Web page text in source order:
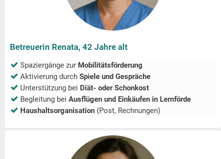
Betreuerin Renata, 42 Jahre alt
Spaziergänge zur Mobilitätsförderung
Aktivierung durch Spiele und Gespräche
Unterstützung bei Diät- oder Schonkost
Begleitung bei Ausflügen und Einkäufen in Lemförde
Haushaltsorganisation (Post, Rechnungen)